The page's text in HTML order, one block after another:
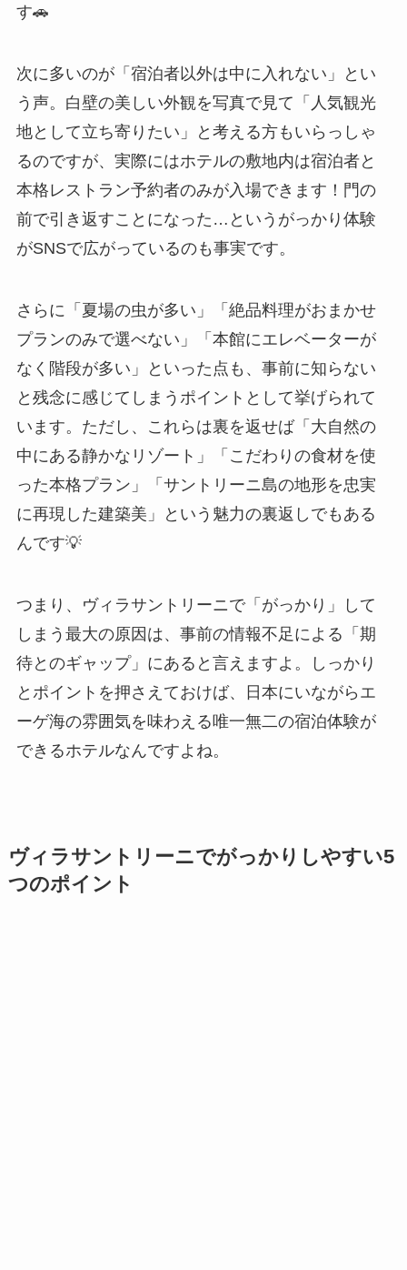
す🚗
次に多いのが「宿泊者以外は中に入れない」とい
う声。白壁の美しい外観を写真で見て「人気観光
地として立ち寄りたい」と考える方もいらっしゃ
るのですが、実際にはホテルの敷地内は宿泊者と
本格レストラン予約者のみが入場できます！門の
前で引き返すことになった…というがっかり体験
がSNSで広がっているのも事実です。
さらに「夏場の虫が多い」「絶品料理がおまかせ
プランのみで選べない」「本館にエレベーターが
なく階段が多い」といった点も、事前に知らない
と残念に感じてしまうポイントとして挙げられて
います。ただし、これらは裏を返せば「大自然の
中にある静かなリゾート」「こだわりの食材を使
った本格プラン」「サントリーニ島の地形を忠実
に再現した建築美」という魅力の裏返しでもある
んです💡
つまり、ヴィラサントリーニで「がっかり」して
しまう最大の原因は、事前の情報不足による「期
待とのギャップ」にあると言えますよ。しっかり
とポイントを押さえておけば、日本にいながらエ
ーゲ海の雰囲気を味わえる唯一無二の宿泊体験が
できるホテルなんですよね。
ヴィラサントリーニでがっかりしやすい5
つのポイント